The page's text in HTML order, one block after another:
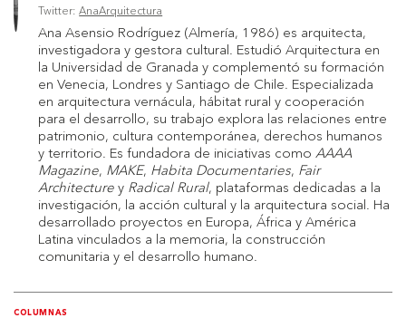
Twitter:AnaArquitectura
Ana Asensio Rodríguez (Almería, 1986) es arquitecta,
investigadora y gestora cultural. Estudió Arquitectura en
la Universidad de Granada y complementó su formación
en Venecia, Londres y Santiago de Chile. Especializada
en arquitectura vernácula, hábitat rural y cooperación
para el desarrollo, su trabajo explora las relaciones entre
patrimonio, cultura contemporánea, derechos humanos
y territorio. Es fundadora de iniciativas comoAAAA
Magazine, MAKE, Habita Documentaries, Fair
Architecture y Radical Rural, plataformas dedicadas a la
investigación, la acción cultural y la arquitectura social. Ha
desarrollado proyectos en Europa, África y América
Latina vinculados a la memoria, la construcción
comunitaria y el desarrollo humano.
COLUMNAS